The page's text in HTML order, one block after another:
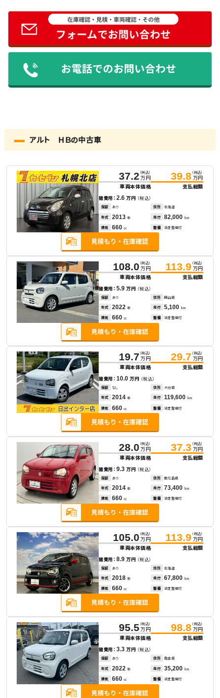
アルト ＨＢの中古車
37.2 （税込）
万円
車両本体価格
39.8 （税込）
万円
支払総額
諸費用：2.6万円 （税込）
保証 あり 住所 北海道
年式 2013 年 走行 82,000 km
排気 660 cc 整備 法定整備付
108.0 （税込）
万円
車両本体価格
113.9 （税込）
万円
支払総額
諸費用：5.9万円 （税込）
保証 あり 住所 岡山県
年式 2022 年 走行 5,100 km
排気 660 cc 整備 法定整備付
19.7 （税込）
万円
車両本体価格
29.7 （税込）
万円
支払総額
諸費用：10.0万円 （税込）
保証 なし 住所 大分県
年式 2014 年 走行 119,600 km
排気 660 cc 整備 法定整備付
28.0 （税込）
万円
車両本体価格
37.3 （税込）
万円
支払総額
諸費用：9.3万円 （税込）
保証 あり 住所 鹿児島県
年式 2014 年 走行 73,400 km
排気 660 cc 整備 法定整備付
105.0 （税込）
万円
車両本体価格
113.9 （税込）
万円
支払総額
諸費用：8.9万円 （税込）
保証 あり 住所 北海道
年式 2018 年 走行 67,800 km
排気 660 cc 整備 法定整備付
95.5 （税込）
万円
車両本体価格
98.8 （税込）
万円
支払総額
諸費用：3.3万円 （税込）
保証 あり 住所 青森県
年式 2022 年 走行 35,200 km
排気 660 cc 整備 法定整備付